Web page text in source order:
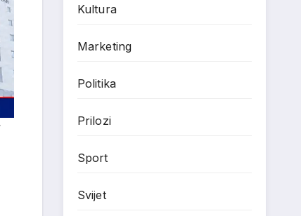
Kultura
Marketing
Politika
Prilozi
Sport
Svijet